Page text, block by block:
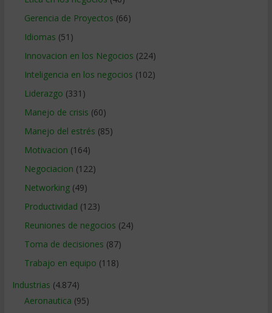
Gerencia de Proyectos (66)
Idiomas (51)
Innovacion en los Negocios (224)
Inteligencia en los negocios (102)
Liderazgo (331)
Manejo de crisis (60)
Manejo del estrés (85)
Motivacion (164)
Negociacion (122)
Networking(49)
Productividad (123)
Reuniones de negocios (24)
Toma de decisiones (87)
Trabajo en equipo (118)
Industrias (4.874)
Aeronautica (95)